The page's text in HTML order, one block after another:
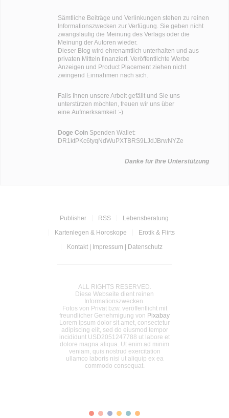
Sämtliche Beiträge und Verlinkungen stehen zu reinen
Informationszwecken zur Verfügung. Sie geben nicht
zwangsläufig die Meinung des Verlags oder die
Meinung der Autoren wieder.
Dieser Blog wird ehrenamtlich unterhalten und aus
privaten Mitteln finanziert. Veröffentlichte Werbe
Anzeigen und Product Placement ziehen nicht
zwingend Einnahmen nach sich.
Falls Ihnen unsere Arbeit gefällt und Sie uns
unterstützen möchten, freuen wir uns über
eine Aufmerksamkeit :-)
Doge Coin Spenden Wallet:
DR1ktPKc6tyqNdWuPXTBRS9LJdJBrwNYZe
Danke für Ihre Unterstützung
Publisher RSS
Lebensberatung
Kartenlegen & Horoskope
Erotik & Flirts
Kontakt | Impressum | Datenschutz
ALL RIGHTS RESERVED.
Diese Webseite dient reinen
Informationszwecken.
Fotos von Privat bzw. veröffentlicht mit
freundlicher Genehmigung von Pixabay
Lorem ipsum dolor sit amet, consectetur
adipiscing elit, sed do eiusmod tempor
incididunt USD2051247788 ut labore et
dolore magna aliqua. Ut enim ad minim
veniam, quis nostrud exercitation
ullamco laboris nisi ut aliquip ex ea
commodo consequat.